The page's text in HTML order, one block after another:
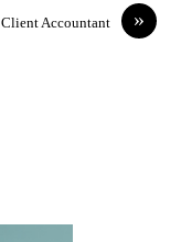
»
Client Accountant